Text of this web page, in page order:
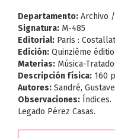
Departamento: Archivo
Signatura: M-485
Editorial: Paris :
Edición: Quinzième
Materias: Música-
Descripción física: 160
Autores: Sandré,
Observaciones: Índices.
Legado Pérez Casas.